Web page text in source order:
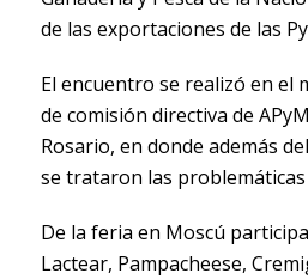
de las exportaciones de las
El encuentro se realizó en el
de comisión directiva de
Rosario, en donde además
se trataron las problemáticas
De la feria en Moscú
Lactear, Pampacheese,